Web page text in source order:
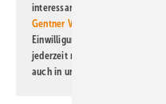
interessante Verlags- und
Gentner Verlag GmbH & Co. KG
Einwilligung kann ich jederzeit
jederzeit möglich. Informationen
auch in unserer